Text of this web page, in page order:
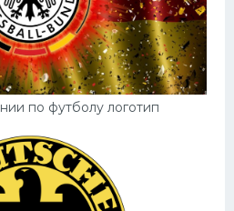
по футболу логотип